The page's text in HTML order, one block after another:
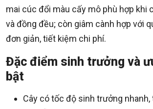
mai cúc đổi màu cấy mô phù hợp khi
và đồng đều; còn giâm cành hợp với
đơn giản, tiết kiệm chi phí.
Đặc điểm sinh trưởng và
bật
Cây có tốc độ sinh trưởng nhanh,